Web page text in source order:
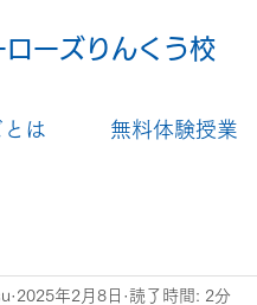
は 無料体験授業
ーズりんくう校
2025年2月8日 読了時間: 2分